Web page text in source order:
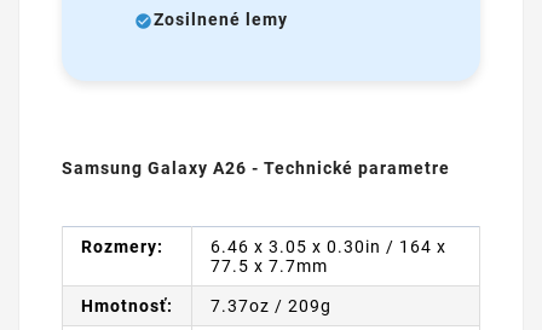
Zosilnené lemy
Samsung Galaxy A26 - Technické parametre
Rozmery:
6.46 x 3.05 x 0.30in / 164 x
77.5 x 7.7mm
Hmotnosť: 7.37oz / 209g